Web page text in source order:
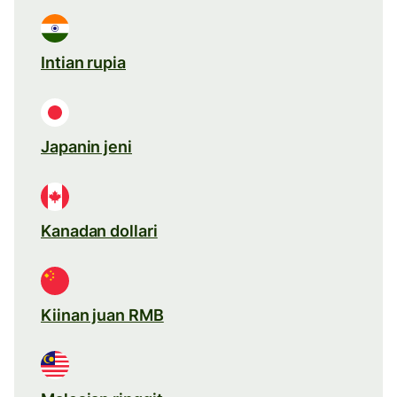
Intian rupia
Japanin jeni
Kanadan dollari
Kiinan juan RMB